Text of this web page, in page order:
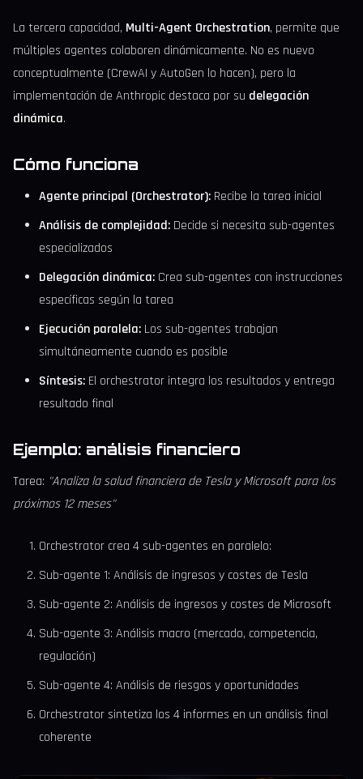
La tercera capacidad, Multi-Agent Orchestration, permite que
múltiples agentes colaboren dinámicamente. No es nuevo
conceptualmente (CrewAI y AutoGen lo hacen), pero la
implementación de Anthropic destaca por su delegación
dinámica.
Cómo funciona
Agente principal (Orchestrator): Recibe la tarea inicial
Análisis de complejidad: Decide si necesita sub-agentes
especializados
Delegación dinámica: Crea sub-agentes con instrucciones
específicas según la tarea
Ejecución paralela: Los sub-agentes trabajan
simultáneamente cuando es posible
Síntesis: El orchestrator integra los resultados y entrega
resultado final
Ejemplo: análisis financiero
Tarea: "Analiza la salud financiera de Tesla y Microsoft para los
próximos 12 meses"
Orchestrator crea 4 sub-agentes en paralelo:
Sub-agente 1: Análisis de ingresos y costes de Tesla
Sub-agente 2: Análisis de ingresos y costes de Microsoft
Sub-agente 3: Análisis macro (mercado, competencia,
regulación)
Sub-agente 4: Análisis de riesgos y oportunidades
Orchestrator sintetiza los 4 informes en un análisis final
coherente